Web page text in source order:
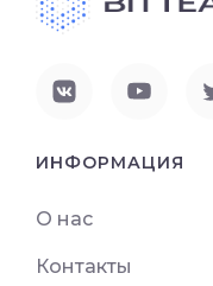
ИНФОРМАЦИЯ
О нас
Контакты